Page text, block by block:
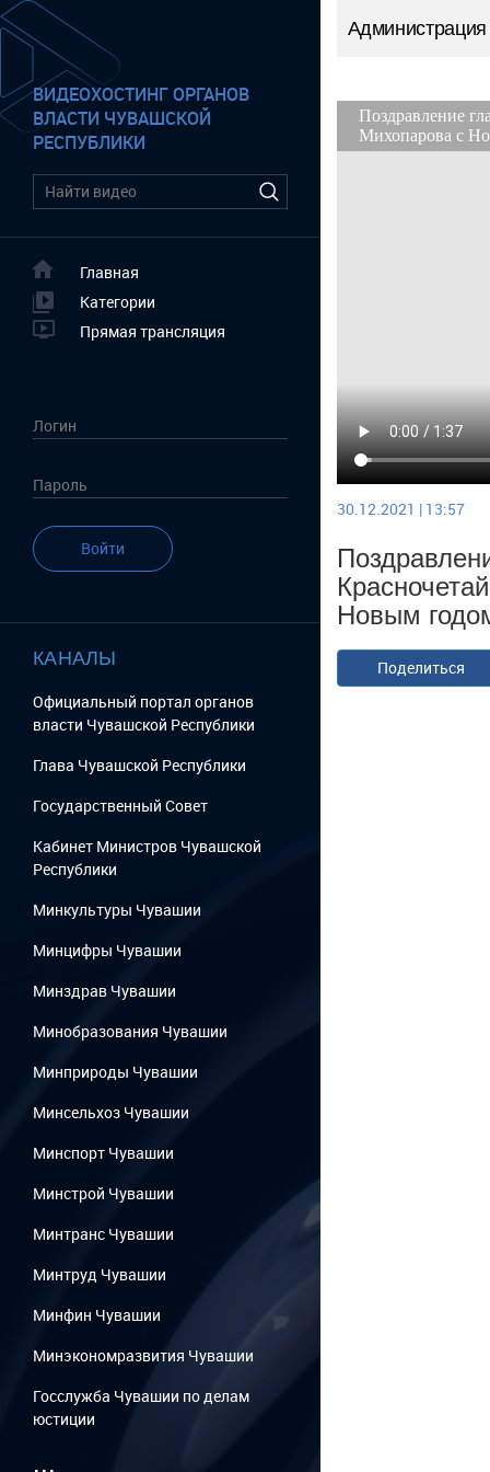
ВИДЕОХОСТИНГ ОРГАНОВ
ВЛАСТИ ЧУВАШСКОЙ
РЕСПУБЛИКИ
Главная
Категории
Прямая трансляция
Войти
КАНАЛЫ
Официальный портал органов
власти Чувашской Республики
Глава Чувашской Республики
Государственный Cовет
Кабинет Министров Чувашской
Республики
Минкультуры Чувашии
Минцифры Чувашии
Минздрав Чувашии
Минобразования Чувашии
Минприроды Чувашии
Минсельхоз Чувашии
Минспорт Чувашии
Минстрой Чувашии
Минтранс Чувашии
Минтруд Чувашии
Минфин Чувашии
Минэкономразвития Чувашии
Госслужба Чувашии по делам
юстиции
...
Администрация
30.12.2021 | 13:57
Новым
Поделиться